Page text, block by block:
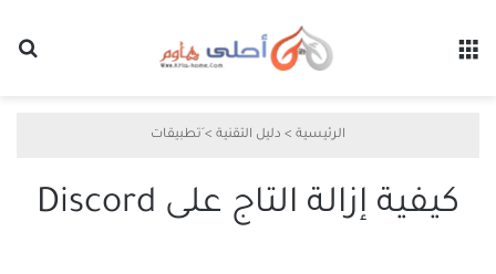
الرئيسية > دليل التقنية > َتطبيقات
كيفية إزالة التاج على Discord